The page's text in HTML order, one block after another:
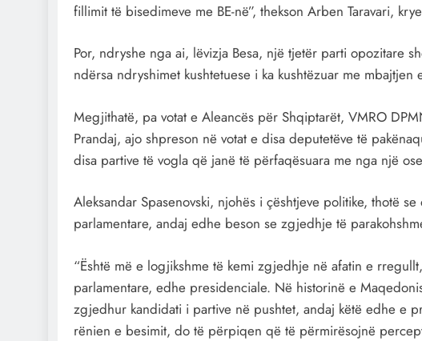
fillimit të bisedimeve me BE-në”, thekson Arben Taravari,
Por, ndryshe nga ai, lëvizja Besa, një tjetër parti opozitare
ndërsa ndryshimet kushtetuese i ka kushtëzuar me
Megjithatë, pa votat e Aleancës për Shqiptarët, VMRO
Prandaj, ajo shpreson në votat e disa deputetëve të
disa partive të vogla që janë të përfaqësuara me nga një
Aleksandar Spasenovski, njohës i çështjeve politike, thotë
parlamentare, andaj edhe beson se zgjedhje të
“Është më e logjikshme të kemi zgjedhje në afatin e
parlamentare, edhe presidenciale. Në historinë e
zgjedhur kandidati i partive në pushtet, andaj këtë edhe e
rënien e besimit, do të përpiqen që të përmirësojnë